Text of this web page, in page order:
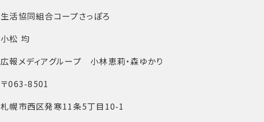
生活協同組合コープさっぽろ
小松 均
広報メディアグループ 小林恵莉・森ゆかり
〒063-8501
札幌市西区発寒11条5丁目10-1